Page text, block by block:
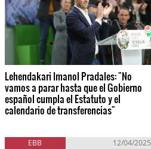
Lehendakari Imanol Pradales: "No
vamos a parar hasta que el Gobierno
español cumpla el Estatuto y el
calendario de transferencias"
EBB 12/04/2025